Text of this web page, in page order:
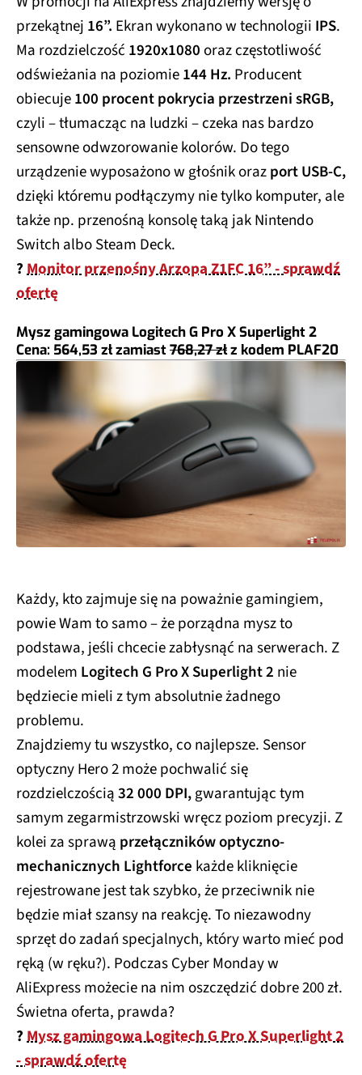
przekątnej 16”. Ekran wykonano w technologii IPS.
Ma rozdzielczość 1920x1080oraz częstotliwość
odświeżania na poziomie144 Hz. Producent
obiecuje100 procent pokrycia przestrzeni sRGB,
czyli – tłumacząc na ludzki – czeka nas bardzo
sensowne odwzorowanie kolorów. Do tego
urządzenie wyposażono w głośnik orazport USB-C,
dzięki któremu podłączymy nie tylko komputer, ale
także np. przenośną konsolę taką jak Nintendo
Switch albo Steam Deck.
?Monitor przenośny Arzopa Z1FC 16” - sprawdź
ofertę
Mysz gamingowa Logitech G Pro X Superlight 2
Cena: 564,53 złzamiast768,27 złz kodem PLAF20
Każdy, kto zajmuje się na poważnie gamingiem,
powie Wam to samo – że porządna mysz to
podstawa, jeśli chcecie zabłysnąć na serwerach. Z
modelem Logitech G Pro X Superlight 2 nie
będziecie mieli z tym absolutnie żadnego
problemu.
Znajdziemy tu wszystko, co najlepsze. Sensor
optyczny Hero 2 może pochwalić się
rozdzielczością32 000 DPI,gwarantując tym
samym zegarmistrzowski wręcz poziom precyzji. Z
kolei za sprawą przełączników optyczno-
mechanicznych Lightforce każde kliknięcie
rejestrowane jest tak szybko, że przeciwnik nie
będzie miał szansy na reakcję. To niezawodny
sprzęt do zadań specjalnych, który warto mieć pod
ręką (w ręku?). Podczas Cyber Monday w
AliExpress możecie na nim oszczędzić dobre 200 zł.
Świetna oferta, prawda?
?Mysz gamingowa Logitech G Pro X Superlight 2
- sprawdź ofertę